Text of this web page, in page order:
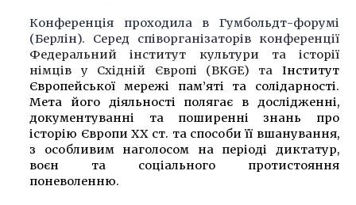
Конференція проходила в Гумбольдт-форумі
(Берлін). Серед співорганізаторів конференції
Федеральний інститут культури та історії
німців у Східній Європі (BKGE) та Інститут
Європейської мережі пам’яті та солідарності.
Мета його діяльності
полягає в дослідженні,
документуванні та поширенні знань про
історію Європи ХХ ст. та способи її вшанування,
з особливим наголосом на періоді диктатур,
воєн та соціального протистояння
поневоленню.